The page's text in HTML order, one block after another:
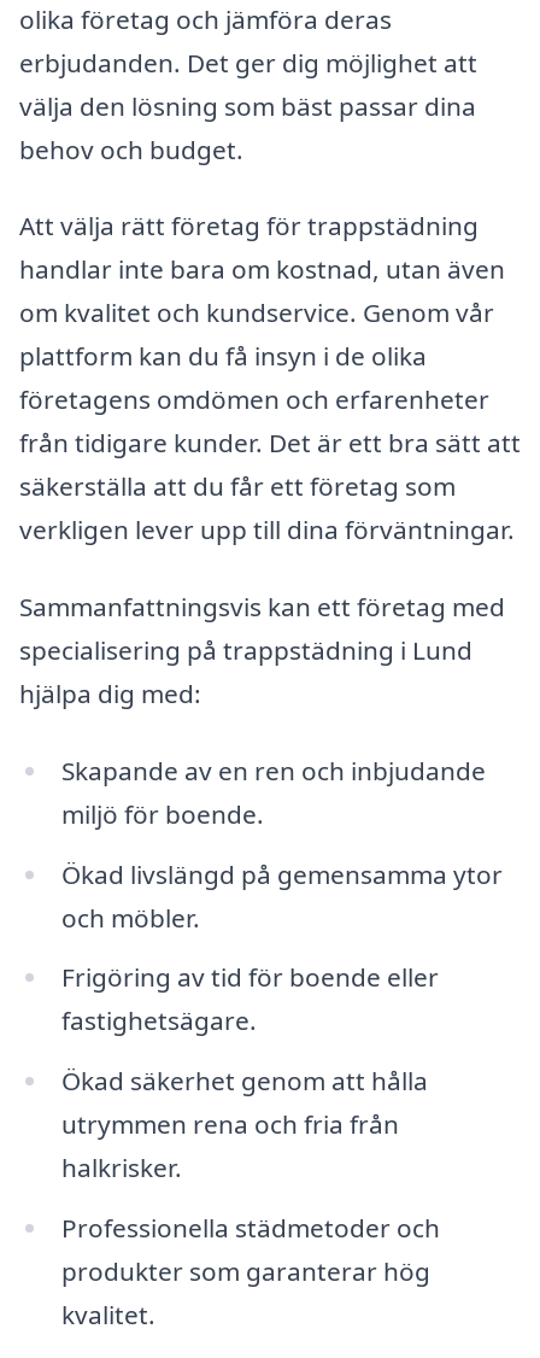
olika företag och jämföra deras
erbjudanden. Det ger dig möjlighet att
välja den lösning som bäst passar dina
behov och budget.
Att välja rätt företag för trappstädning
handlar inte bara om kostnad, utan även
om kvalitet och kundservice. Genom vår
plattform kan du få insyn i de olika
företagens omdömen och erfarenheter
från tidigare kunder. Det är ett bra sätt att
säkerställa att du får ett företag som
verkligen lever upp till dina förväntningar.
Sammanfattningsvis kan ett företag med
specialisering på trappstädning i Lund
hjälpa dig med:
Skapande av en ren och inbjudande
miljö för boende.
Ökad livslängd på gemensamma ytor
och möbler.
Frigöring av tid för boende eller
fastighetsägare.
Ökad säkerhet genom att hålla
utrymmen rena och fria från
halkrisker.
Professionella städmetoder och
produkter som garanterar hög
kvalitet.